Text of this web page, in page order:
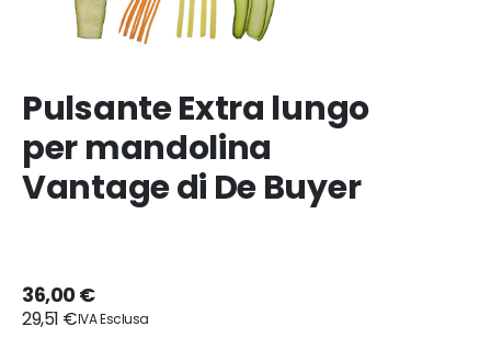
Pulsante Extra lungo
per mandolina
Vantage di De Buyer
36,00 €
29,51 €